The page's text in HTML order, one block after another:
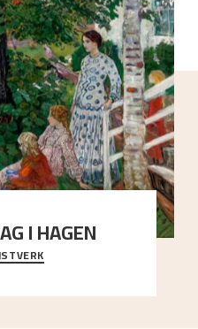
I HAGEN
samlet under de store